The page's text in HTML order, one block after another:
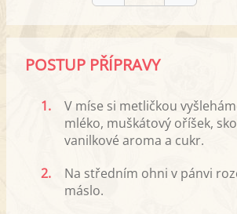
POSTUP PŘÍPRAVY
1.
V míse si metličkou
mléko, muškátový oříšek,
vanilkové aroma a cukr.
2.
Na středním ohni v pánvi
máslo.